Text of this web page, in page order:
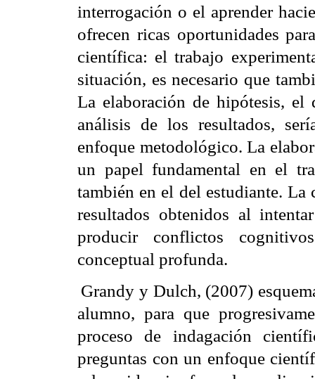
interrogación o el aprender
ofrecen ricas oportunidades
científica: el trabajo
situación, es necesario que
La elaboración de hipótesis,
análisis de los resultados,
enfoque metodológico. La
un papel fundamental en el
también en el del estudiante.
resultados obtenidos al
producir conflictos
conceptual profunda.
Grandy y Dulch, (2007)
alumno, para que
proceso de indagación
preguntas con un enfoque